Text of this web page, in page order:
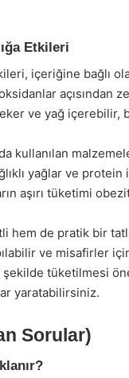
Etkileri
içeriğine bağlı
açısından
ve yağ içerebilir,
kullanılan
yağlar ve
aşırı tüketimi
hem de pratik bir
ve misafirler
şekilde tüketilmesi
yaratabilirsiniz.
Sorular)